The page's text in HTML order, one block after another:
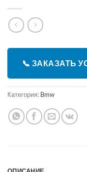
📞 ЗАКАЗАТЬ
Категория: Bmw